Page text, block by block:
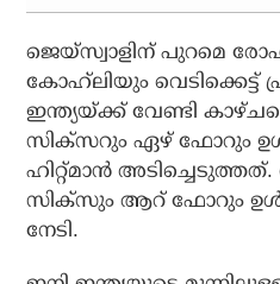
ജെയ്സ്വാളിന് പുറമെ
കോഹ്‌ലിയും വെടിക്കെട്ട്
ഇന്ത്യയ്ക്ക് വേണ്ടി
സിക്സറും ഏഴ് ഫോറും
ഹിറ്റ്മാന്‍ അടിച്ചെടുത്തത്.
സിക്സും ആറ് ഫോറും
നേടി.